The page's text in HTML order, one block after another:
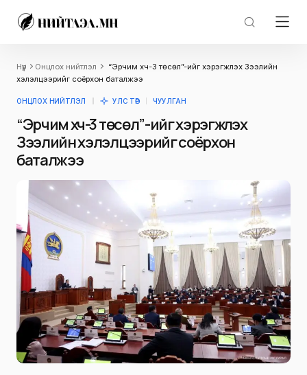
Нүүр Онцлох нийтлэл
“Эрчим хүч-3 төсөл”-ийг хэрэгжүүлэх Зээлийн
хэлэлцээрийг соёрхон баталжээ
ОНЦЛОХ НИЙТЛЭЛ УЛС ТӨР ЧУУЛГАН
“Эрчим хүч-3 төсөл”-ийг хэрэгжүүлэх
Зээлийн хэлэлцээрийг соёрхон
баталжээ